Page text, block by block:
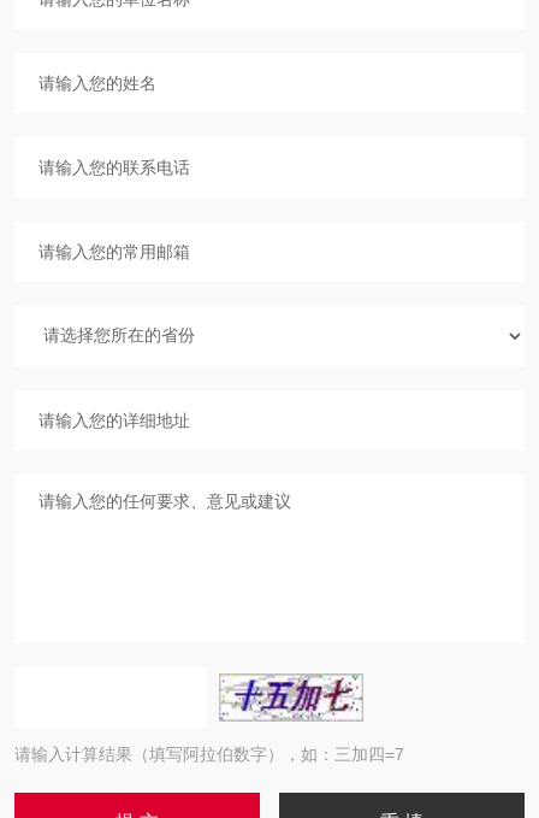
请输入计算结果（填写阿拉伯数字），如：三加四=7